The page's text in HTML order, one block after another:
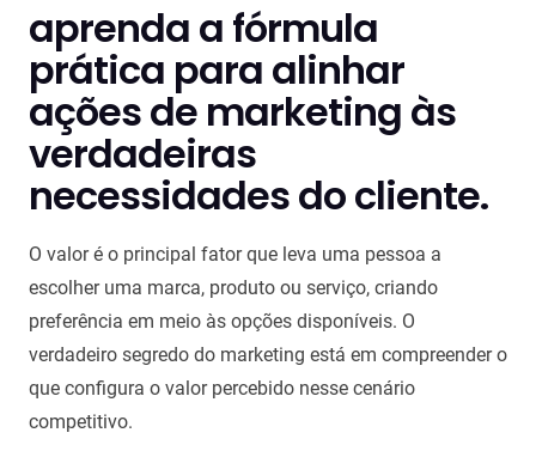
aprenda a fórmula
prática para alinhar
ações de marketing às
verdadeiras
necessidades do cliente.
O valor é o principal fator que leva uma pessoa a
escolher uma marca, produto ou serviço, criando
preferência em meio às opções disponíveis. O
verdadeiro segredo do marketing está em compreender o
que configura o valor percebido nesse cenário
competitivo.